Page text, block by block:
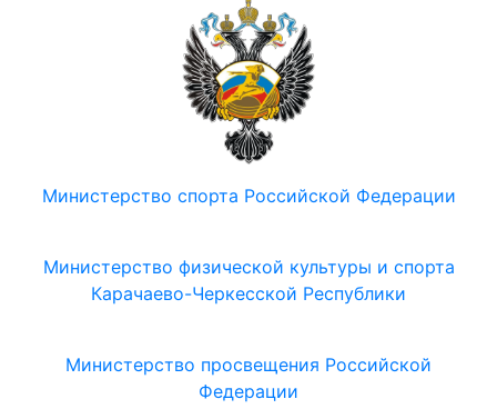
Министерство спорта Российской Федерации
Министерство физической культуры и спорта
Карачаево-Черкесской Республики
Министерство просвещения Российской
Федерации